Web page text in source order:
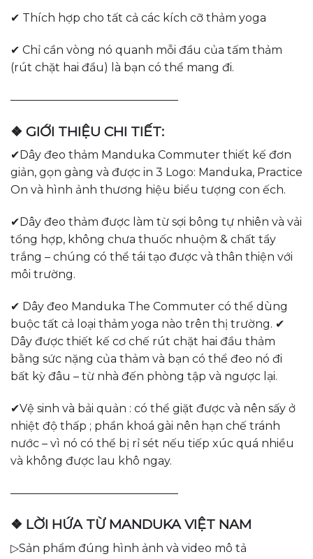
✔ Thích hợp cho tất cả các kích cỡ thảm yoga
✔ Chỉ cần vòng nó quanh mỗi đầu của tấm thảm
(rút chặt hai đầu) là bạn có thể mang đi.
———————————————
❖ GIỚI THIỆU CHI TIẾT:
✔Dây đeo thảm Manduka Commuter thiết kế đơn
giản, gọn gàng và được in 3 Logo: Manduka, Practice
On và hình ảnh thương hiệu biểu tượng con ếch.
✔Dây đeo thảm được làm từ sợi bông tự nhiên và vải
tổng hợp, không chưa thuốc nhuộm & chất tẩy
trắng – chúng có thể tái tạo được và thân thiện với
môi trường.
✔ Dây đeo Manduka The Commuter có thể dùng
buộc tất cả loại thảm yoga nào trên thị trường. ✔
Dây được thiết kế cơ chế rút chặt hai đầu thảm
bằng sức nặng của thảm và bạn có thể đeo nó đi
bất kỳ đâu – từ nhà đến phòng tập và ngược lại.
✔Vệ sinh và bải quản : có thể giặt được và nên sấy ở
nhiệt độ thấp ; phần khoá gài nên hạn chế tránh
nước – vì nó có thể bị rỉ sét nếu tiếp xúc quá nhiều
và không được lau khô ngay.
———————————————
❖ LỜI HỨA TỪ MANDUKA VIỆT NAM
▷Sản phẩm đúng hình ảnh và video mô tả